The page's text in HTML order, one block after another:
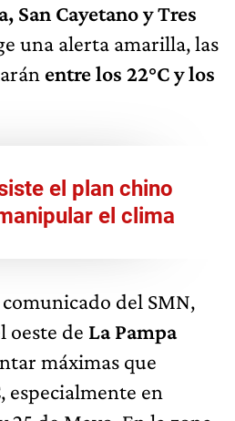
San Cayetano y Tres
una alerta amarilla, las
entre los 22°C y los
el plan chino
el clima
del SMN,
oeste de La Pampa
máximas que
, especialmente en